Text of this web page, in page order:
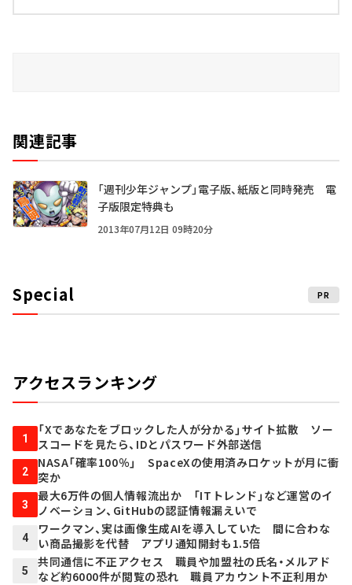
関連記事
「週刊少年ジャンプ」電子版、紙版と同時発売 電
子版限定特典も
2013年07月12日 09時20分
Special PR
アクセスランキング
1
「Xであなたをブロックした人が分かる」サイト拡散 ソー
スコードを見たら、IDとパスワード外部送信
2
NASA「確率100％」 SpaceXの使用済みロケットが月に衝
突か
3
最大6万件の個人情報流出か 「ITトレンド」など運営のイ
ノベーション、GitHubの認証情報漏えいで
4
ワークマン、実は画像生成AIを導入していた 間に合わな
い商品撮影を代替 アプリ通知開封も1.5倍
5
共同通信に不正アクセス 職員や加盟社の氏名・メルアド
など約6000件が閲覧の恐れ 職員アカウント不正利用か